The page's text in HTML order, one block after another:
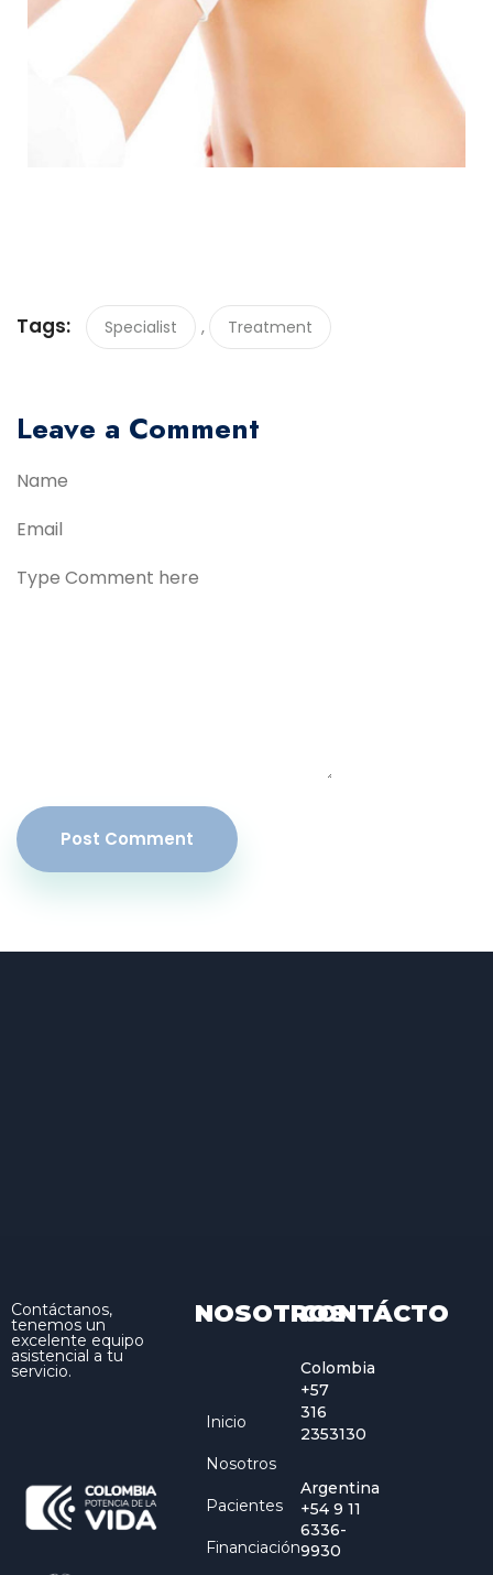
Tags: Specialist , Treatment
Leave a Comment
Post Comment
Contáctanos,
tenemos un
excelente equipo
asistencial a tu
servicio.
NOSOTROS
Inicio
Nosotros
Pacientes
Financiación
CONTÁCTO
Colombia
+57
316
2353130
Argentina
+54 9 11
6336-
9930